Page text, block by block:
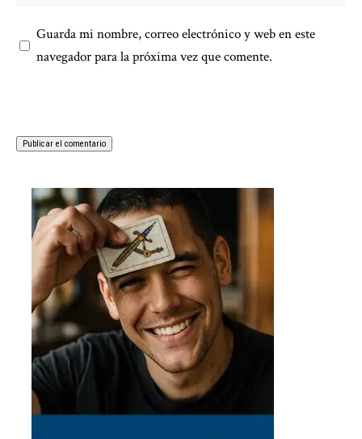
Guarda mi nombre, correo electrónico y web en este
navegador para la próxima vez que comente.